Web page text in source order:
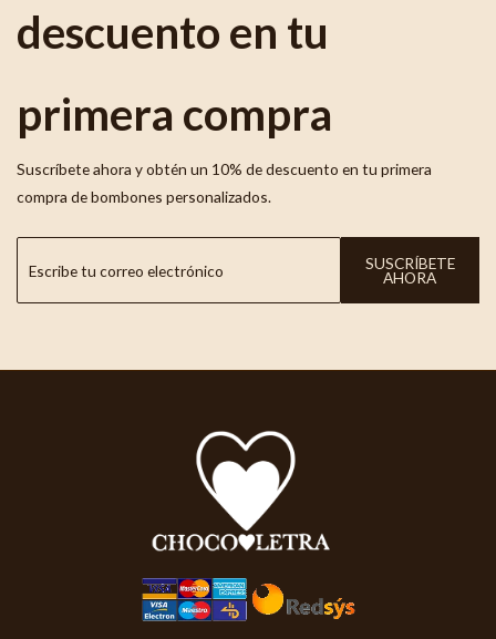
descuento en tu
primera compra
Suscríbete ahora y obtén un 10% de descuento en tu primera
compra de bombones personalizados.
SUSCRÍBETE
AHORA